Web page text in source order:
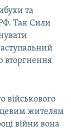
та
Так Сили
вторгнення
військового
жителям
війни вона